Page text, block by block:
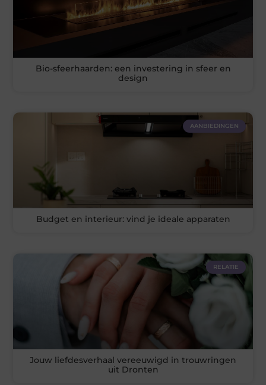
Bio-sfeerhaarden: een investering in sfeer en
design
AANBIEDINGEN
Budget en interieur: vind je ideale apparaten
RELATIE
Jouw liefdesverhaal vereeuwigd in trouwringen
uit Dronten